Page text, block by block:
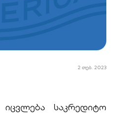
2 თებ. 2023
საკრედიტო